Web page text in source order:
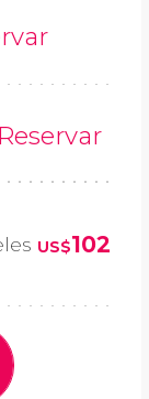
Reservar
US$102